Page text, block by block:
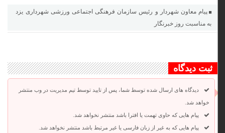
پیام معاون شهردار و رئیس سازمان فرهنگی اجتماعی ورزشی شهرداری یزد
به مناسبت روز خبرنگار
ثبت دیدگاه
دیدگاه های ارسال شده توسط شما، پس از تایید توسط تیم مدیریت در وب منتشر
خواهد شد.
پیام هایی که حاوی تهمت یا افترا باشد منتشر نخواهد شد.
پیام هایی که به غیر از زبان فارسی یا غیر مرتبط باشد منتشر نخواهد شد.